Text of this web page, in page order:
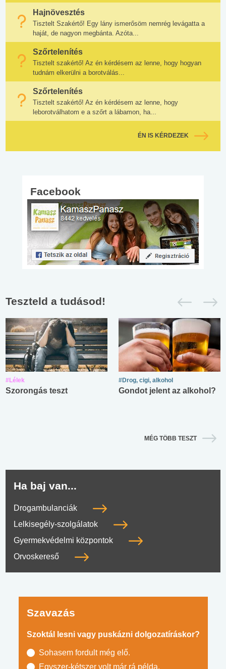
Hajnövesztés
Tisztelt Szakértő! Egy lány ismerősöm nemrég levágatta a
haját, de nagyon megbánta. Azóta...
Szőrtelenítés
Tisztelt szakértő! Az én kérdésem az lenne, hogy hogyan
tudnám elkerülni a borotválás...
Szőrtelenítés
Tisztelt szakértő! Az én kérdésem az lenne, hogy
leborotválhatom e a szőrt a lábamon, ha...
ÉN IS KÉRDEZEK
Facebook
Teszteld a tudásod!
#Lélek
Szorongás teszt
#Drog, cigi, alkohol
Gondot jelent az alkohol?
MÉG TÖBB TESZT
Ha baj van...
Drogambulanciák
Lelkisegély-szolgálatok
Gyermekvédelmi központok
Orvoskereső
Szavazás
Szoktál lesni vagy puskázni dolgozatíráskor?
Sohasem fordult még elő.
Egyszer-kétszer volt már rá példa.